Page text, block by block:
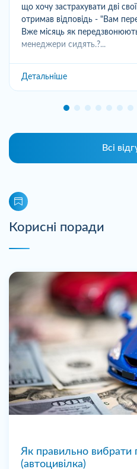
що хочу застрахувати дві
отримав відповідь - "Вам
Вже місяць як
менеджери сидять.?...
Детальніше
Всі
Корисні поради
Як правильно
(автоцивілка)